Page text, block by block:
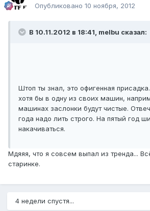
Опубликовано 10 ноября, 2012
В 10.11.2012 в 18:41, melbu сказал:
Штоп ты знал, это офигенная
хотя бы в одну из своих машин,
машинах заслонки будут чистые.
года надо лить строго. На пятый год
накачиваться.
Мдяяя, что я совсем выпал из тренда...
старинке.
4 недели спустя...